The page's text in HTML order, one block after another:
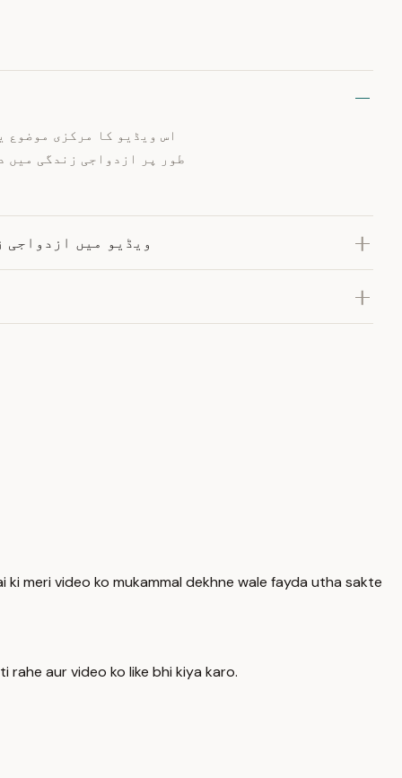
اس ویڈیو کا مرکزی
طور پر ازدواجی زندگی میں
ویڈیو میں
meri video ko mukammal dekhne wale fayda utha sakte
rahe aur video ko like bhi kiya karo.